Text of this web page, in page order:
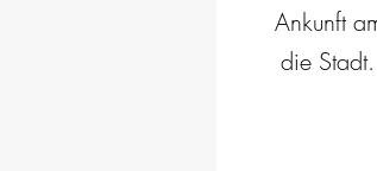
Ankunft
die